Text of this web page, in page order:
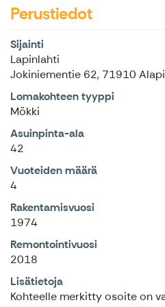
Perustiedot
Sijainti
Lapinlahti
Jokiniementie 62, 71910
Lomakohteen tyyppi
Mökki
Asuinpinta-ala
42
Vuoteiden määrä
4
Rakentamisvuosi
1974
Remontointivuosi
2018
Lisätietoja
Kohteelle merkitty osoite on